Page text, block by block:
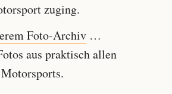
zuging.
Foto-Archiv…
aus praktisch allen